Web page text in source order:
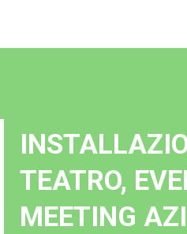
TEATRO,
MEETING